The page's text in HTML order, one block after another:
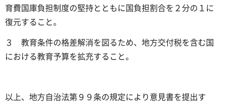
育費国庫負担制度の堅持とともに国負担割合を２分の１に
復元すること。
３ 教育条件の格差解消を図るため、地方交付税を含む国
における教育予算を拡充すること。
以上、地方自治法第９９条の規定により意見書を提出す